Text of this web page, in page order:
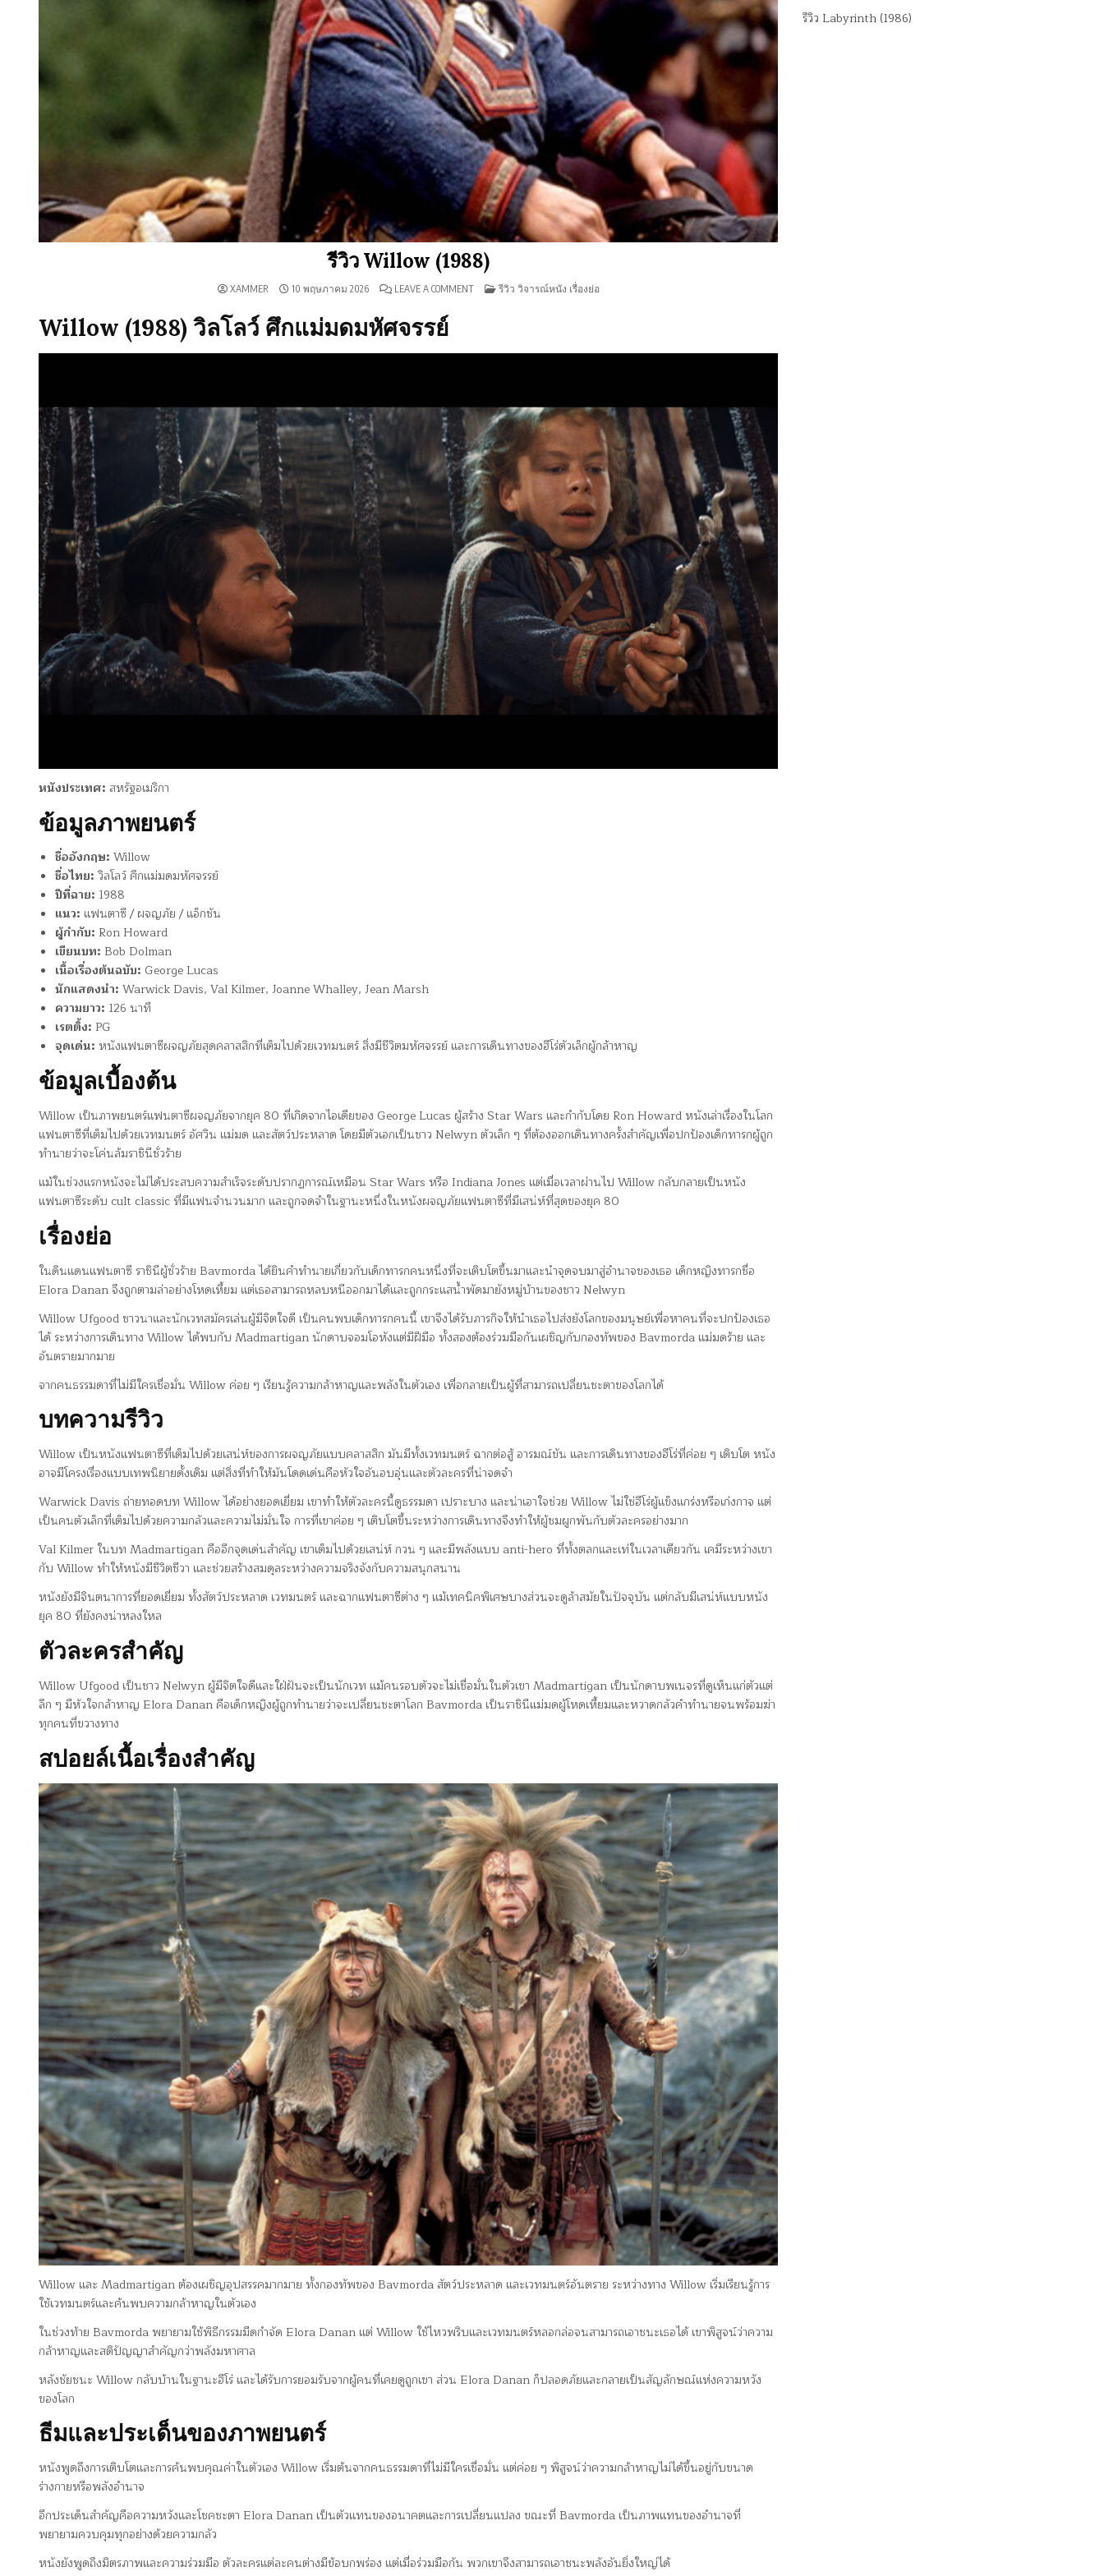
รีวิว Willow (1988)
XAMMER 10 พฤษภาคม 2026 LEAVE A COMMENTON
POSTED
รีวิว วิจารณ์หนัง เรื่องย่อ
Willow (1988) วิลโลว์ ศึกแม่มดมหัศจรรย์
หนังประเทศ: สหรัฐอเมริกา
ข้อมูลภาพยนตร์
ชื่ออังกฤษ: Willow
ชื่อไทย: วิลโลว์ ศึกแม่มดมหัศจรรย์
ปีที่ฉาย: 1988
แนว: แฟนตาซี / ผจญภัย / แอ็กชัน
ผู้กำกับ: Ron Howard
เขียนบท: Bob Dolman
เนื้อเรื่องต้นฉบับ: George Lucas
นักแสดงนำ: Warwick Davis, Val Kilmer, Joanne Whalley, Jean Marsh
ความยาว: 126 นาที
เรตติ้ง: PG
จุดเด่น: หนังแฟนตาซีผจญภัยสุดคลาสสิกที่เต็มไปด้วยเวทมนตร์ สิ่งมีชีวิตมหัศจรรย์ และการเดินทางของฮีโร่ตัวเล็กผู้กล้าหาญ
ข้อมูลเบื้องต้น
Willow เป็นภาพยนตร์แฟนตาซีผจญภัยจากยุค 80 ที่เกิดจากไอเดียของ George Lucas ผู้สร้าง Star Wars และกำกับโดย Ron Howard หนังเล่าเรื่องในโลก
แฟนตาซีที่เต็มไปด้วยเวทมนตร์ อัศวิน แม่มด และสัตว์ประหลาด โดยมีตัวเอกเป็นชาว Nelwyn ตัวเล็ก ๆ ที่ต้องออกเดินทางครั้งสำคัญเพื่อปกป้องเด็กทารกผู้ถูก
ทำนายว่าจะโค่นล้มราชินีชั่วร้าย
แม้ในช่วงแรกหนังจะไม่ได้ประสบความสำเร็จระดับปรากฏการณ์เหมือน Star Wars หรือ Indiana Jones แต่เมื่อเวลาผ่านไป Willow กลับกลายเป็นหนัง
แฟนตาซีระดับ cult classic ที่มีแฟนจำนวนมาก และถูกจดจำในฐานะหนึ่งในหนังผจญภัยแฟนตาซีที่มีเสน่ห์ที่สุดของยุค 80
เรื่องย่อ
ในดินแดนแฟนตาซี ราชินีผู้ชั่วร้าย Bavmorda ได้ยินคำทำนายเกี่ยวกับเด็กทารกคนหนึ่งที่จะเติบโตขึ้นมาและนำจุดจบมาสู่อำนาจของเธอ เด็กหญิงทารกชื่อ
Elora Danan จึงถูกตามล่าอย่างโหดเหี้ยม แต่เธอสามารถหลบหนีออกมาได้และถูกกระแสน้ำพัดมายังหมู่บ้านของชาว Nelwyn
Willow Ufgood ชาวนาและนักเวทสมัครเล่นผู้มีจิตใจดี เป็นคนพบเด็กทารกคนนี้ เขาจึงได้รับภารกิจให้นำเธอไปส่งยังโลกของมนุษย์เพื่อหาคนที่จะปกป้องเธอ
ได้ ระหว่างการเดินทาง Willow ได้พบกับ Madmartigan นักดาบจอมโอหังแต่มีฝีมือ ทั้งสองต้องร่วมมือกันเผชิญกับกองทัพของ Bavmorda แม่มดร้าย และ
อันตรายมากมาย
จากคนธรรมดาที่ไม่มีใครเชื่อมั่น Willow ค่อย ๆ เรียนรู้ความกล้าหาญและพลังในตัวเอง เพื่อกลายเป็นผู้ที่สามารถเปลี่ยนชะตาของโลกได้
บทความรีวิว
Willow เป็นหนังแฟนตาซีที่เต็มไปด้วยเสน่ห์ของการผจญภัยแบบคลาสสิก มันมีทั้งเวทมนตร์ ฉากต่อสู้ อารมณ์ขัน และการเดินทางของฮีโร่ที่ค่อย ๆ เติบโต หนัง
อาจมีโครงเรื่องแบบเทพนิยายดั้งเดิม แต่สิ่งที่ทำให้มันโดดเด่นคือหัวใจอันอบอุ่นและตัวละครที่น่าจดจำ
Warwick Davis ถ่ายทอดบท Willow ได้อย่างยอดเยี่ยม เขาทำให้ตัวละครนี้ดูธรรมดา เปราะบาง และน่าเอาใจช่วย Willow ไม่ใช่ฮีโร่ผู้แข็งแกร่งหรือเก่งกาจ แต่
เป็นคนตัวเล็กที่เต็มไปด้วยความกลัวและความไม่มั่นใจ การที่เขาค่อย ๆ เติบโตขึ้นระหว่างการเดินทางจึงทำให้ผู้ชมผูกพันกับตัวละครอย่างมาก
Val Kilmer ในบท Madmartigan คืออีกจุดเด่นสำคัญ เขาเต็มไปด้วยเสน่ห์ กวน ๆ และมีพลังแบบ anti-hero ที่ทั้งตลกและเท่ในเวลาเดียวกัน เคมีระหว่างเขา
กับ Willow ทำให้หนังมีชีวิตชีวา และช่วยสร้างสมดุลระหว่างความจริงจังกับความสนุกสนาน
หนังยังมีจินตนาการที่ยอดเยี่ยม ทั้งสัตว์ประหลาด เวทมนตร์ และฉากแฟนตาซีต่าง ๆ แม้เทคนิคพิเศษบางส่วนจะดูล้าสมัยในปัจจุบัน แต่กลับมีเสน่ห์แบบหนัง
ยุค 80 ที่ยังคงน่าหลงใหล
ตัวละครสำคัญ
Willow Ufgood เป็นชาว Nelwyn ผู้มีจิตใจดีและใฝ่ฝันจะเป็นนักเวท แม้คนรอบตัวจะไม่เชื่อมั่นในตัวเขา Madmartigan เป็นนักดาบพเนจรที่ดูเห็นแก่ตัวแต่
ลึก ๆ มีหัวใจกล้าหาญ Elora Danan คือเด็กหญิงผู้ถูกทำนายว่าจะเปลี่ยนชะตาโลก Bavmorda เป็นราชินีแม่มดผู้โหดเหี้ยมและหวาดกลัวคำทำนายจนพร้อมฆ่า
ทุกคนที่ขวางทาง
สปอยล์เนื้อเรื่องสำคัญ
Willow และ Madmartigan ต้องเผชิญอุปสรรคมากมาย ทั้งกองทัพของ Bavmorda สัตว์ประหลาด และเวทมนตร์อันตราย ระหว่างทาง Willow เริ่มเรียนรู้การ
ใช้เวทมนตร์และค้นพบความกล้าหาญในตัวเอง
ในช่วงท้าย Bavmorda พยายามใช้พิธีกรรมมืดกำจัด Elora Danan แต่ Willow ใช้ไหวพริบและเวทมนตร์หลอกล่อจนสามารถเอาชนะเธอได้ เขาพิสูจน์ว่าความ
กล้าหาญและสติปัญญาสำคัญกว่าพลังมหาศาล
หลังชัยชนะ Willow กลับบ้านในฐานะฮีโร่ และได้รับการยอมรับจากผู้คนที่เคยดูถูกเขา ส่วน Elora Danan ก็ปลอดภัยและกลายเป็นสัญลักษณ์แห่งความหวัง
ของโลก
ธีมและประเด็นของภาพยนตร์
หนังพูดถึงการเติบโตและการค้นพบคุณค่าในตัวเอง Willow เริ่มต้นจากคนธรรมดาที่ไม่มีใครเชื่อมั่น แต่ค่อย ๆ พิสูจน์ว่าความกล้าหาญไม่ได้ขึ้นอยู่กับขนาด
ร่างกายหรือพลังอำนาจ
อีกประเด็นสำคัญคือความหวังและโชคชะตา Elora Danan เป็นตัวแทนของอนาคตและการเปลี่ยนแปลง ขณะที่ Bavmorda เป็นภาพแทนของอำนาจที่
พยายามควบคุมทุกอย่างด้วยความกลัว
หนังยังพูดถึงมิตรภาพและความร่วมมือ ตัวละครแต่ละคนต่างมีข้อบกพร่อง แต่เมื่อร่วมมือกัน พวกเขาจึงสามารถเอาชนะพลังอันยิ่งใหญ่ได้
รีวิว Labyrinth (1986)